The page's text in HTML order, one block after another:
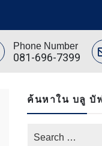
Phone Number
081-696-7399
ค้นหาใน บลู บั